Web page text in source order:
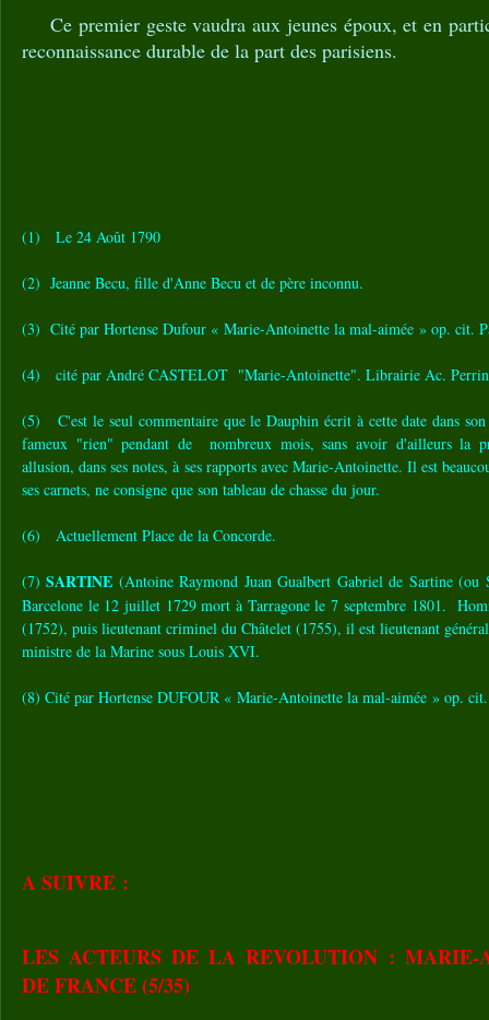
Ce premier geste vaudra aux jeunes époux, et en
reconnaissance durable de la part des parisiens.
(1) Le 24 Août 1790
(2) Jeanne Becu, fille d'Anne Becu et de père inconnu.
(3) Cité par Hortense Dufour « Marie-Antoinette la mal-aimée » op. cit.
(4) cité par André CASTELOT "Marie-Antoinette". Librairie Ac. Perrin,
(5) C'est le seul commentaire que le Dauphin écrit à cette date dans
fameux "rien" pendant de nombreux mois, sans avoir d'ailleurs la
allusion, dans ses notes, à ses rapports avec Marie-Antoinette. Il est
ses carnets, ne consigne que son tableau de chasse du jour.
(6) Actuellement Place de la Concorde.
(7)SARTINE (Antoine Raymond Juan Gualbert Gabriel de Sartine
Barcelone le 12 juillet 1729 mort à Tarragone le 7 septembre 1801.
(1752), puis lieutenant criminel du Châtelet (1755), il est lieutenant
ministre de la Marine sous Louis XVI.
(8) Cité par Hortense DUFOUR « Marie-Antoinette la mal-aimée » op. cit.
A SUIVRE :
LES ACTEURS DE LA REVOLUTION : MARIE-
DE FRANCE (5/35)